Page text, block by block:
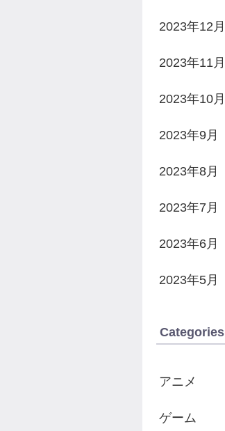
2023年12月
2023年11月
2023年10月
2023年9月
2023年8月
2023年7月
2023年6月
2023年5月
Categories
アニメ
ゲーム